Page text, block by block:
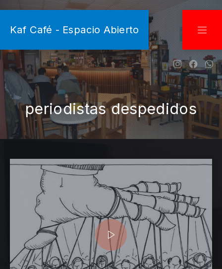
Kaf Café - Espacio Abierto
NewNew
periodistas despedidos